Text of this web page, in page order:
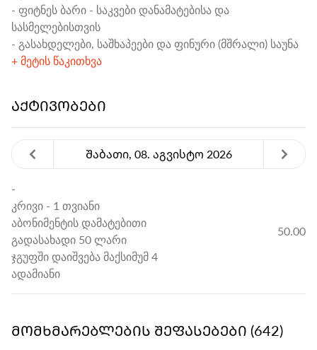
- ფიტნეს ბარი - საკვები დანამატებისა და
სასმელებისთვის
- გასახდელები, საშხაპეები და ფინური (მშრალი) საუნა
+ მეტის წაკითხვა
ᲐᲥᲢᲘᲕᲝᲑᲔᲑᲘ
Შაბათი, 08. აგვისტო 2026
-
კრივი - 1 თვიანი
აბონიმენტის დამატებითი
გადასახადი 50 ლარი
ჯგუფში დაიშვება მაქსიმუმ 4
ადამიანი
50.00
ᲛᲝᲛᲮᲛᲐᲠᲔᲑᲚᲔᲑᲘᲡ ᲨᲔᲤᲐᲡᲔᲑᲔᲑᲘ (642)